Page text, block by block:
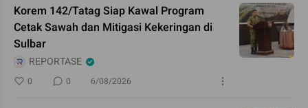
Korem 142/Tatag Siap Kawal Program
Cetak Sawah dan Mitigasi Kekeringan di
Sulbar
REPORTASE
0 0 6/08/2026